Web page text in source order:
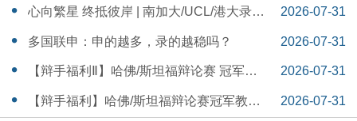
本早申时间线盘点～
16:30:04
心向繁星 终抵彼岸 | 南加大/UCL/港大录取
分享
2026-07-31
16:12:18
多国联申：申的越多，录的越稳吗？
2026-07-31
15:55:54
【辩手福利Ⅱ】哈佛/斯坦福辩论赛 冠军教
练带你解读WSDA全国赛Junior即兴辩论第
2026-07-31
15:41:53
【辩手福利】哈佛/斯坦福辩论赛冠军教练
2026-07-31